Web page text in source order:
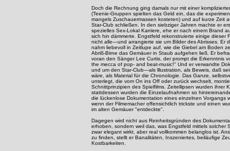
Doch die Rechnung ging damals nur mit einer
(Teenie-Gruppen spielten das Geld ein, das die
mangels Zuschauermassen kosteten) und auf kurze Zeit
Star-Club schließen. In den siebziger Jahren machte er
spezielles Sex-Lokal Karriere, ehe er nach einem Brand
sich hin dämmerte. Engstfeld rekonstruierte einige dieser
nicht alle—und arrangierte sie um Bilder des Abrisses. Er
nahm liebevoll in Zeitlupe auf, wie die Giebel am Boden
Abriß-Birne das Gemäuer in Staub aufgehen ließ. Er
voran den Sänger Lee Curtis, der prompt die Erkenntnis
the mecca of pop- and beat-music!" Und er verwandte
und um den Star-Club—als lllustration, als Beweis, daß
wäre, als Material für die Chronologie. Das Ganze,
unterlegt, die vom On ins Off oder zurück wechselt,
Schnittprinzipien des Spielfilms. Zeitellipsen wurden ihrer
stattdessen wurden die Einzelaufnahmen so
die lückenlose Dokumentation eines einzelnen Vorgangs
wenn der Filmemacher offensichtlich trickste und einen
im alten Gemäuer "entdeckte".
Dagegen wird nicht aus Reinheitsgründen des
erhoben, sondern weil das, was Engstfeld mittels solcher
zwar elegant wirkt, aber real vollkommen belanglos ist.
zu finden, stellt er Banalitäten, Inszeniertes, beiläufige
Kostbarkeiten.